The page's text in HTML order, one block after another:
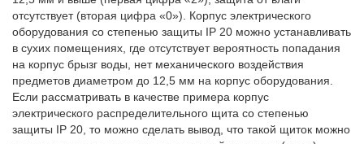
отсутствует (вторая цифра «0»). Корпус электрического
оборудования со степенью защиты IP 20 можно устанавливать
в сухих помещениях, где отсутствует вероятность попадания
на корпус брызг воды, нет механического воздействия
предметов диаметром до 12,5 мм на корпус оборудования.
Если рассматривать в качестве примера корпус
электрического распределительного щита со степенью
защиты IP 20, то можно сделать вывод, что такой щиток можно